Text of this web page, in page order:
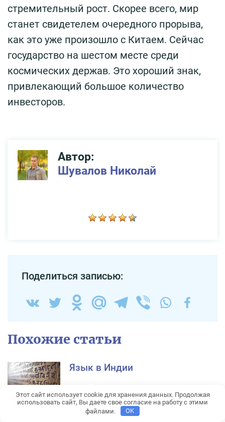
стремительный рост. Скорее всего, мир
станет свидетелем очередного прорыва,
как это уже произошло с Китаем. Сейчас
государство на шестом месте среди
космических держав. Это хороший знак,
привлекающий большое количество
инвесторов.
Автор:
Шувалов Николай
Поделиться записью:
Похожие статьи
Язык в Индии
Помощь в быстром
Этот сайт использует cookie для хранения данных. Продолжая
использовать сайт, Вы даете свое согласие на работу с этими
файлами.
OK